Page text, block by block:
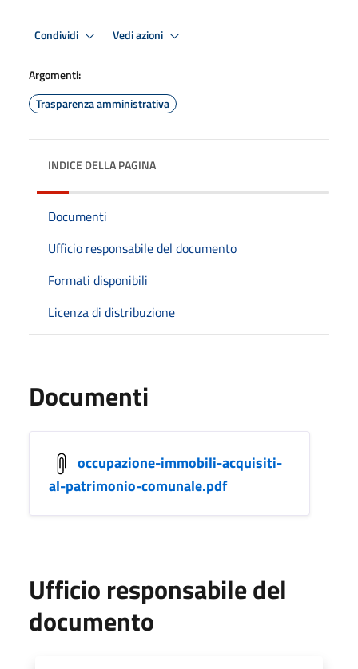
Condividi Vedi azioni
Argomenti:
Trasparenza amministrativa
INDICE DELLA PAGINA
Documenti
Ufficio responsabile del documento
Formati disponibili
Licenza di distribuzione
Documenti
occupazione-immobili-acquisiti-
al-patrimonio-comunale.pdf
Ufficio responsabile del
documento